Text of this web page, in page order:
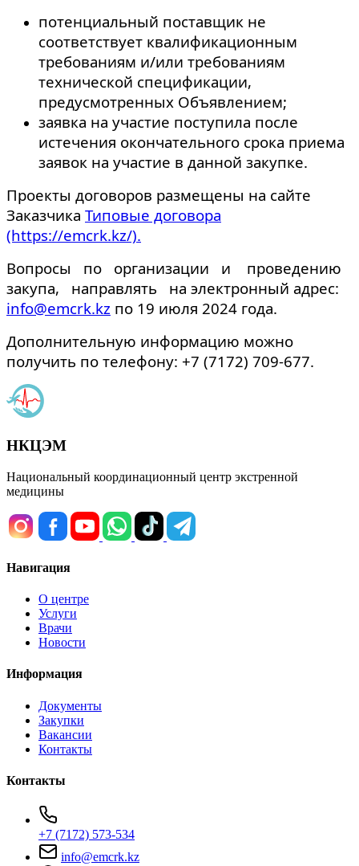
потенциальный поставщик не
соответствует квалификационным
требованиям и/или требованиям
технической спецификации,
предусмотренных Объявлением;
заявка на участие поступила после
истечения окончательного срока приема
заявок на участие в данной закупке.
Проекты договоров размещены на сайте
Заказчика Типовые договора
(https://emcrk.kz/).
Вопросы по организации и проведению
закупа, направлять на электронный адрес:
info@emcrk.kz по 19 июля 2024 года.
Дополнительную информацию можно
получить по телефону: +7 (7172) 709-677.
НКЦЭМ
Национальный координационный центр экстренной
медицины
Навигация
О центре
Услуги
Врачи
Новости
Информация
Документы
Закупки
Вакансии
Контакты
Контакты
+7 (7172) 573-534
info@emcrk.kz